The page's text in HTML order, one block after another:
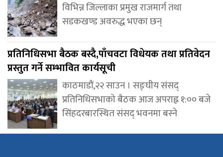
विभिन्न जिल्लाका प्रमुख राजमार्ग तथा
सडकखण्ड अवरुद्ध भएका छन्
प्रतिनिधिसभा बैठक बस्दै,पाँचवटा विधेयक तथा प्रतिवेदन
प्रस्तुत गर्ने सम्भावित कार्यसूची
काठमाडौं,२२ साउन । सङ्घीय संसद्
प्रतिनिधिसभाको बैठक आज अपराह्न १:०० बजे
सिंहदरबारस्थित संसद् भवनमा बस्ने